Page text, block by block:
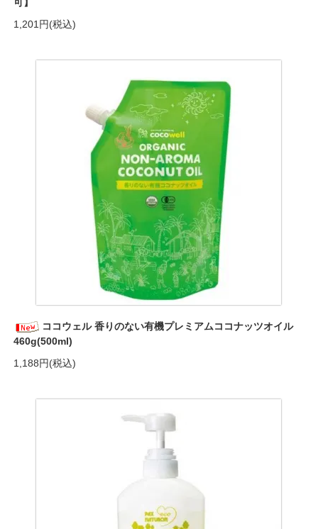
1,201円(税込)
ココウェル 香りのない有機プレミアムココナッツオイル
460g(500ml)
1,188円(税込)